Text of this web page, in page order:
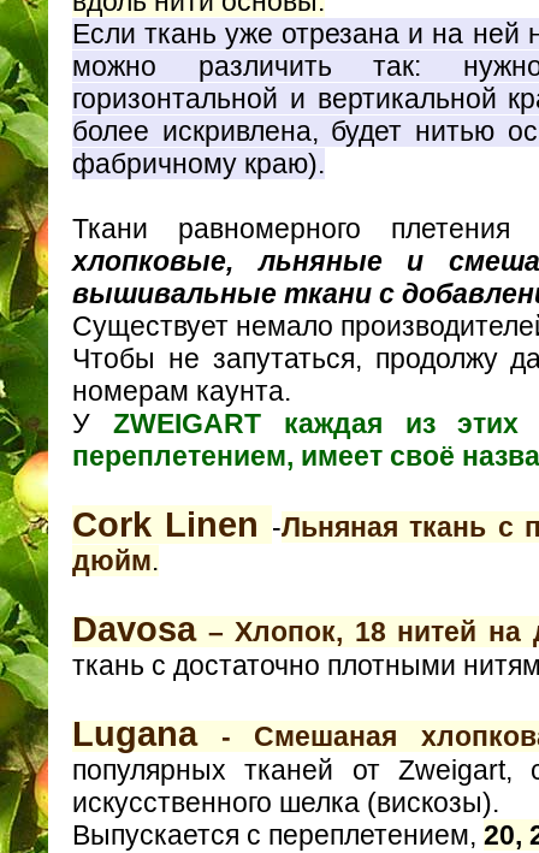
Если ткань уже отрезана и на ней
можно различить так:
горизонтальной и вертикальной
более искривлена, будет нитью
фабричному краю).
Ткани равномерного
хлопковые, льняные и
вышивальные ткани с
Существует немало
Чтобы не запутаться, продолжу
номерам каунта.
У ZWEIGART каждая из
переплетением, имеет своё
Cork Linen -Льняная ткань с
дюйм.
Davosa– Хлопок, 18 нитей на
ткань с достаточно плотными
Lugana- Смешаная
популярных тканей от
искусственного шелка (вискозы).
Выпускается с переплетением, 20,